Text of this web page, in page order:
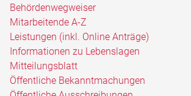
Behördenwegweiser
Mitarbeitende A-Z
Leistungen (inkl. Online Anträge)
Informationen zu Lebenslagen
Mitteilungsblatt
Öffentliche Bekanntmachungen